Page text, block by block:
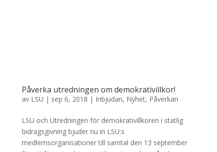
Påverka utredningen om demokrativillkor!
av LSU | sep 6, 2018 | Inbjudan, Nyhet, Påverkan
LSU och Utredningen för demokrativillkoren i statlig
bidragsgivning bjuder nu in LSU:s
medlemsorganisationer till samtal den 13 september